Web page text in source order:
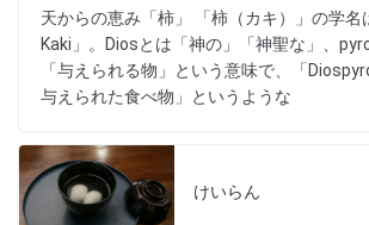
天からの恵み「柿」 「柿（カキ）」の学名
Kaki」。Diosとは「神の」「神聖な」、
「与えられる物」という意味で、「
与えられた食べ物」というような
けいらん